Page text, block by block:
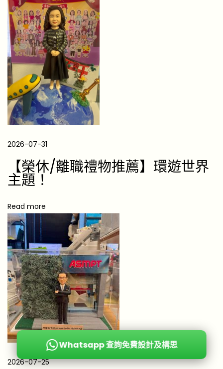
Whatsapp 查詢免費設計及構思
1
5
款
實
用
貼
心
精
選
介
媽
至
愛
推
薦
|
孝
心
之
選
T
o
2026-07-31
【榮休/離職禮物推薦】環遊世界
主題！
Read more
2026-07-25